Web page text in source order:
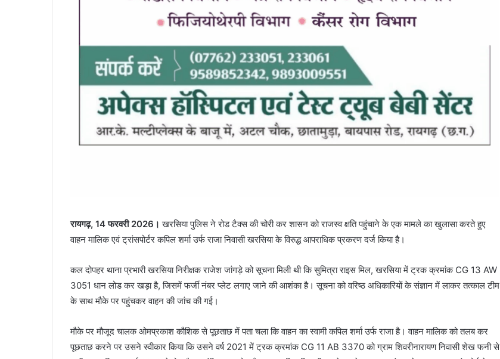
रायगढ़, 14 फरवरी 2026। खरसिया पुलिस ने रोड टैक्स की चोरी कर शासन को राजस्व क्षति पहुंचाने के एक मामले का खुलासा करते हुए
वाहन मालिक एवं ट्रांसपोर्टर कपिल शर्मा उर्फ राजा निवासी खरसिया के विरुद्ध आपराधिक प्रकरण दर्ज किया है।
कल दोपहर थाना प्रभारी खरसिया निरीक्षक राजेश जांगड़े को सूचना मिली थी कि सुमित्रा राइस मिल, खरसिया में ट्रक क्रमांक CG 13 AW
3051 धान लोड कर खड़ा है, जिसमें फर्जी नंबर प्लेट लगाए जाने की आशंका है। सूचना को वरिष्ठ अधिकारियों के संज्ञान में लाकर तत्काल टीम
के साथ मौके पर पहुंचकर वाहन की जांच की गई।
मौके पर मौजूद चालक ओमप्रकाश कौशिक से पूछताछ में पता चला कि वाहन का स्वामी कपिल शर्मा उर्फ राजा है। वाहन मालिक को तलब कर
पूछताछ करने पर उसने स्वीकार किया कि उसने वर्ष 2021 में ट्रक क्रमांक CG 11 AB 3370 को ग्राम शिवरीनारायण निवासी शेख फनी से